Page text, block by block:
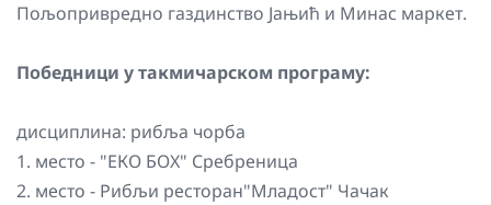
Пољопривредно газдинство Јањић и Минас маркет.
Победници у такмичарском програму:
дисциплина: рибља чорба
1. место - "ЕКО БОX" Сребреница
2. место - Рибљи ресторан"Младост" Чачак